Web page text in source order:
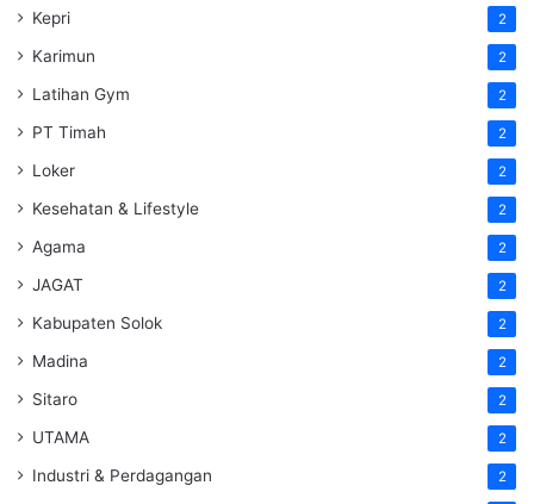
Kepri 2
Karimun 2
Latihan Gym 2
PT Timah 2
Loker 2
Kesehatan & Lifestyle 2
Agama 2
JAGAT 2
Kabupaten Solok 2
Madina 2
Sitaro 2
UTAMA 2
Industri & Perdagangan 2